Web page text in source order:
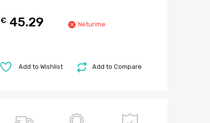
€ 45.29 Neturime
Add to Compare
Add to Wishlist